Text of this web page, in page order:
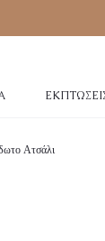
Ατσάλι